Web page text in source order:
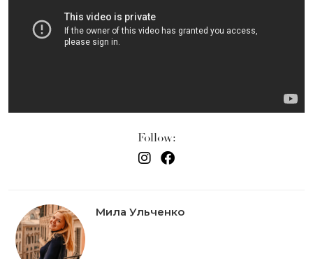
Follow:
Мила Ульченко